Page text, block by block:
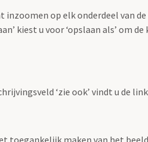
op elk onderdeel van
kiest u voor ‘opslaan als’ om
‘zie ook’ vindt u de